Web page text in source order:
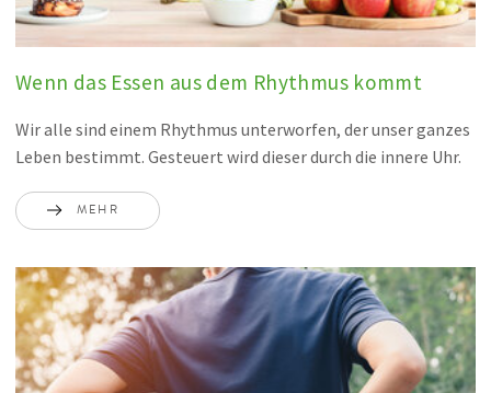
Wenn das Essen aus dem Rhythmus kommt
Wir alle sind einem Rhythmus unterworfen, der unser ganzes
Leben bestimmt. Gesteuert wird dieser durch die innere Uhr.
MEHR